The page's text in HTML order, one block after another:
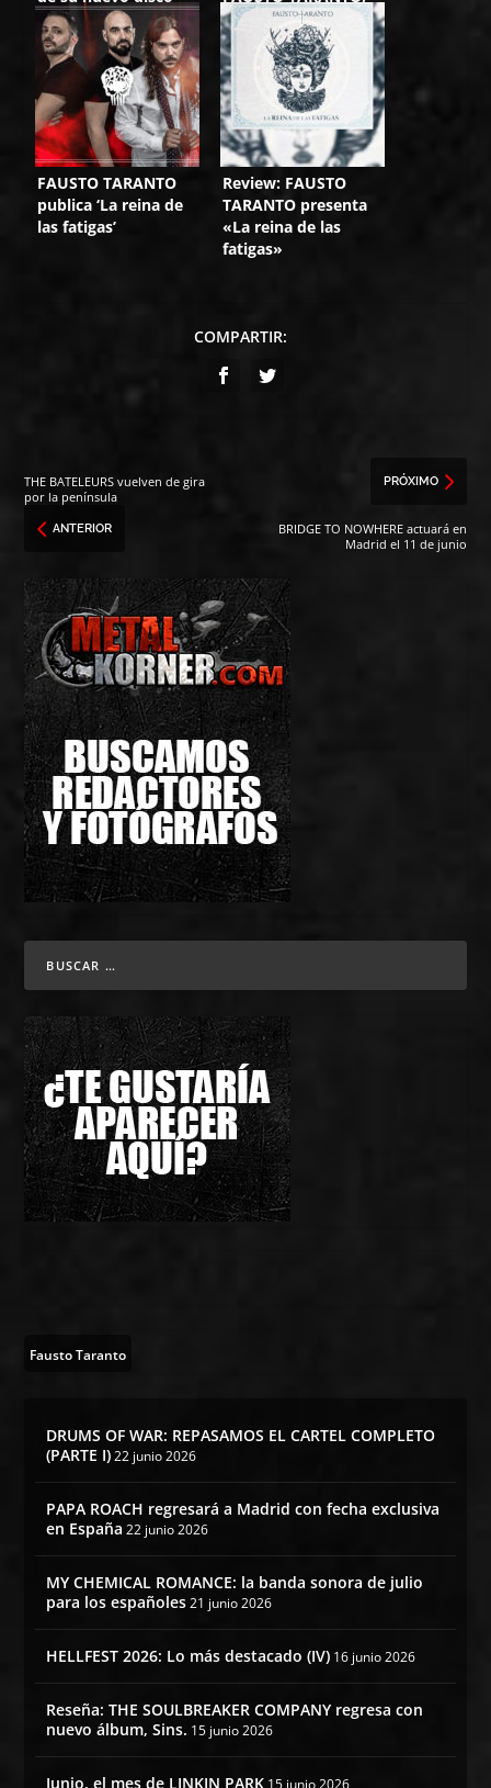
SÍNKOPE y
MUTACIÓN
FAUSTO TARANTO
publica ‘La reina de
las fatigas’
Review: FAUSTO
TARANTO presenta
«La reina de las
fatigas»
COMPARTIR:
THE BATELEURS vuelven de gira
por la península
ANTERIOR
PRÓXIMO
BRIDGE TO NOWHERE actuará en
Madrid el 11 de junio
Fausto Taranto
DRUMS OF WAR: REPASAMOS EL CARTEL COMPLETO
(PARTE I) 22 junio 2026
PAPA ROACH regresará a Madrid con fecha exclusiva
en España 22 junio 2026
MY CHEMICAL ROMANCE: la banda sonora de julio
para los españoles 21 junio 2026
HELLFEST 2026: Lo más destacado (IV) 16 junio 2026
Reseña: THE SOULBREAKER COMPANY regresa con
nuevo álbum, Sins. 15 junio 2026
Junio, el mes de LINKIN PARK 15 junio 2026